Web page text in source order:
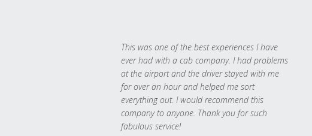
This was one of the best experiences I have
ever had with a cab company. I had problems
at the airport and the driver stayed with me
for over an hour and helped me sort
everything out. I would recommend this
company to anyone. Thank you for such
fabulous service!